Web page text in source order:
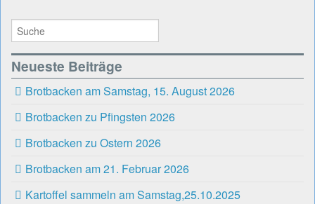
Neueste Beiträge
Brotbacken am Samstag, 15. August 2026
Brotbacken zu Pfingsten 2026
Brotbacken zu Ostern 2026
Brotbacken am 21. Februar 2026
Kartoffel sammeln am Samstag,25.10.2025